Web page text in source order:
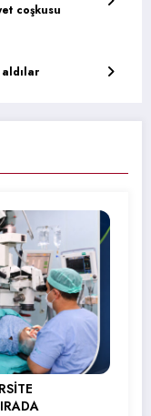
coşkusu